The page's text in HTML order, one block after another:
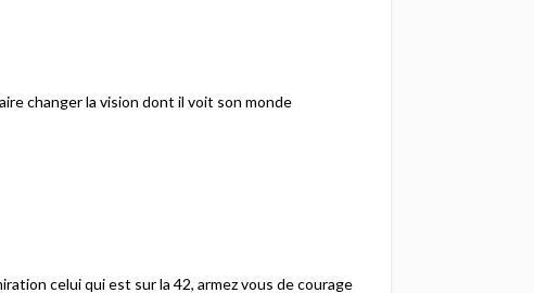
changer la vision dont il voit son monde
celui qui est sur la 42, armez vous de courage